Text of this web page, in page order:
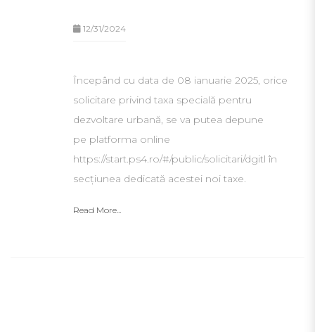
12/31/2024
Începând cu data de 08 ianuarie 2025, orice
solicitare privind taxa specială pentru
dezvoltare urbană, se va putea depune
pe platforma online
https://start.ps4.ro/#/public/solicitari/dgitl în
secțiunea dedicată acestei noi taxe.
Read More...